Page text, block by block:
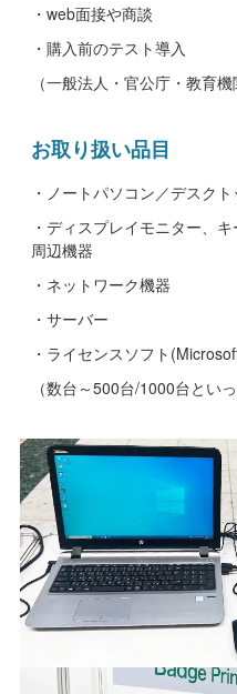
・web面接や商談
・購入前のテスト導入
（一般法人・官公庁・教育機
お取り扱い品目
・ノートパソコン／デスク
・ディスプレイモニター、
周辺機器
・ネットワーク機器
・サーバー
・ライセンスソフト
（数台～500台/1000台とい